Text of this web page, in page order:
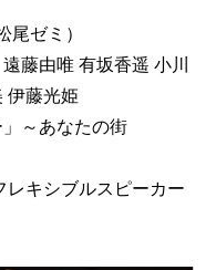
ゼミ）
遠藤由唯 有坂香遥 小川
伊藤光姫
～あなたの街
レキシブルスピーカー